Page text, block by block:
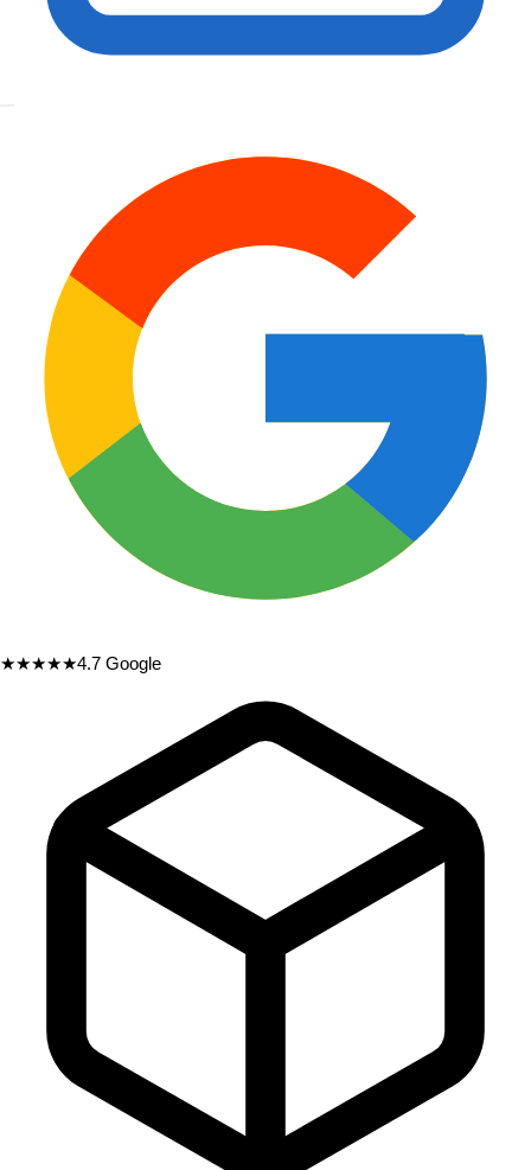
★★★★★4.7 Google